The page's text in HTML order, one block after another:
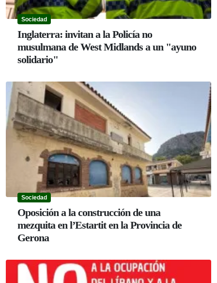
Sociedad
Inglaterra: invitan a la Policía no
musulmana de West Midlands a un "ayuno
solidario"
Sociedad
Oposición a la construcción de una
mezquita en l’Estartit en la Provincia de
Gerona